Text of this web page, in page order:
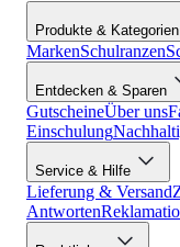
Produkte & Kategorien
MarkenSchulranzen
Entdecken & Sparen
GutscheineÜber uns
Einschulung
Service & Hilfe
Lieferung & Versand
Antworten